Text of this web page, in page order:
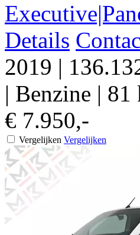
Details
2019 |
| Benzine | 81
€ 7.950,-
Vergelijken Vergelijken